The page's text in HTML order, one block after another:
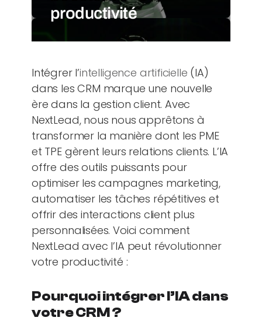
productivité
Intégrer l’intelligence artificielle (IA)
dans les CRM marque une nouvelle
ère dans la gestion client. Avec
NextLead, nous nous apprêtons à
transformer la manière dont les PME
et TPE gèrent leurs relations clients. L’IA
offre des outils puissants pour
optimiser les campagnes marketing,
automatiser les tâches répétitives et
offrir des interactions client plus
personnalisées. Voici comment
NextLead avec l’IA peut révolutionner
votre productivité :
Pourquoi intégrer l’IA dans
votre CRM ?